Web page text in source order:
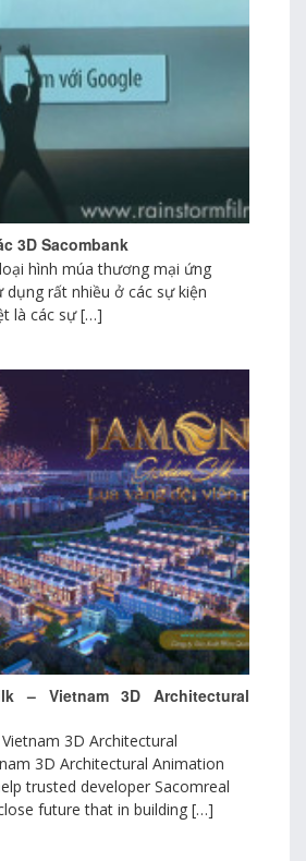
3D Sacombank
hình múa thương mại ứng
rất nhiều ở các sự kiện
là các sự […]
– Vietnam 3D Architectural
3D Architectural
3D Architectural Animation
trusted developer Sacomreal
future that in building […]